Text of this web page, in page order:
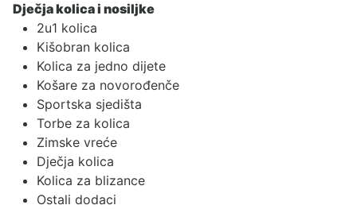
Dječja kolica i nosiljke
2u1 kolica
Kišobran kolica
Kolica za jedno dijete
Košare za novorođenče
Sportska sjedišta
Torbe za kolica
Zimske vreće
Dječja kolica
Kolica za blizance
Ostali dodaci